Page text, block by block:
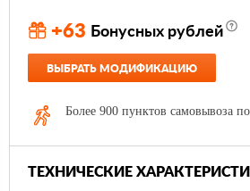
+63 Бонусных рублей
ВЫБРАТЬ МОДИФИКАЦИЮ
Более 900 пунктов самовывоза
ТЕХНИЧЕСКИЕ